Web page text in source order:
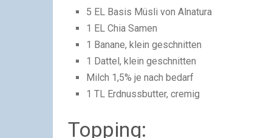
5 EL Basis Müsli von Alnatura
1 EL Chia Samen
1 Banane, klein geschnitten
1 Dattel, klein geschnitten
Milch 1,5% je nach bedarf
1 TL Erdnussbutter, cremig
Topping: